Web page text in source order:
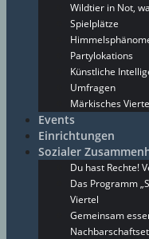
Wildtier in Not,
Spielplätze
Partylokations
Künstliche
Umfragen
Märkisches
Events
Einrichtungen
Sozialer
Du hast Rechte!
Das Programm
Viertel
Gemeinsam